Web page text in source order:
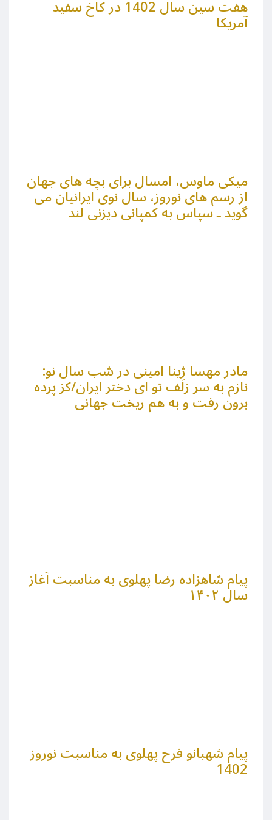
هفت سین سال 1402 در کاخ سفید
آمریکا
میکی ماوس، امسال برای بچه های جهان
از رسم های نوروز، سال نوی ایرانیان می
گوید ـ سپاس به کمپانی دیزنی لند
مادر مهسا ژِینا امینی در شب سال نو:
نازم به سر زلف تو ای دختر ایران/کز پرده
برون رفت و به هم ریخت جهانی
پیام شاهزاده رضا پهلوی به مناسبت آغاز
سال ۱۴۰۲
پیام شهبانو فرح پهلوی به مناسبت نوروز
1402